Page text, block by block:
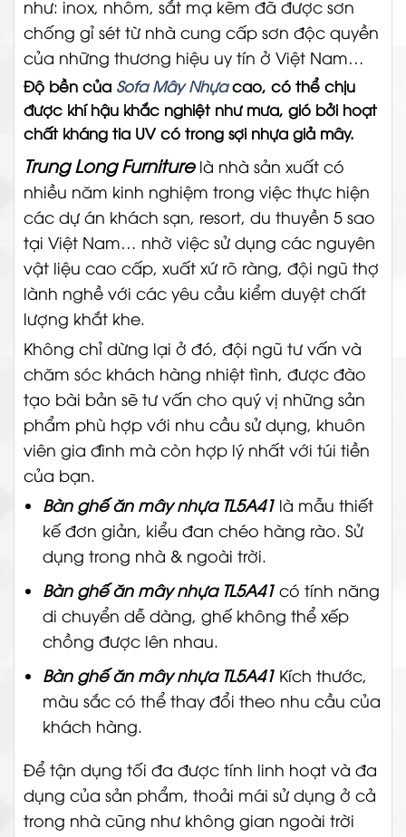
như: inox, nhôm, sắt mạ kẽm đã được sơn
chống gỉ sét từ nhà cung cấp sơn độc quyền
của những thương hiệu uy tín ở Việt Nam…
Độ bền của Sofa Mây Nhựacao, có thể chịu
được khí hậu khắc nghiệt như mưa, gió bởi hoạt
chất kháng tia UV có trong sợi nhựa giả mây.
Trung Long Furniturelà nhà sản xuất có
nhiều năm kinh nghiệm trong việc thực hiện
các dự án khách sạn, resort, du thuyền 5 sao
tại Việt Nam… nhờ việc sử dụng các nguyên
vật liệu cao cấp, xuất xứ rõ ràng, đội ngũ thợ
lành nghề với các yêu cầu kiểm duyệt chất
lượng khắt khe.
Không chỉ dừng lại ở đó, đội ngũ tư vấn và
chăm sóc khách hàng nhiệt tình, được đào
tạo bài bản sẽ tư vấn cho quý vị những sản
phẩm phù hợp với nhu cầu sử dụng, khuôn
viên gia đình mà còn hợp lý nhất với túi tiền
của bạn.
Bàn ghế ăn mây nhựa TL5A41là mẫu thiết
kế đơn giản, kiểu đan chéo hàng rào. Sử
dụng trong nhà & ngoài trời.
Bàn ghế ăn mây nhựa TL5A41 có tính năng
di chuyển dễ dàng, ghế không thể xếp
chồng được lên nhau.
Bàn ghế ăn mây nhựa TL5A41 Kích thước,
màu sắc có thể thay đổi theo nhu cầu của
khách hàng.
Để tận dụng tối đa được tính linh hoạt và đa
dụng của sản phẩm, thoải mái sử dụng ở cả
trong nhà cũng như không gian ngoài trời